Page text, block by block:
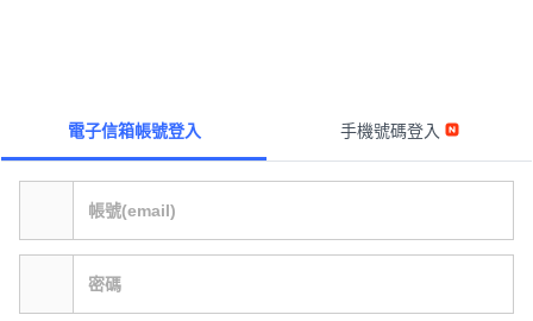
電子信箱帳號登入 手機號碼登入